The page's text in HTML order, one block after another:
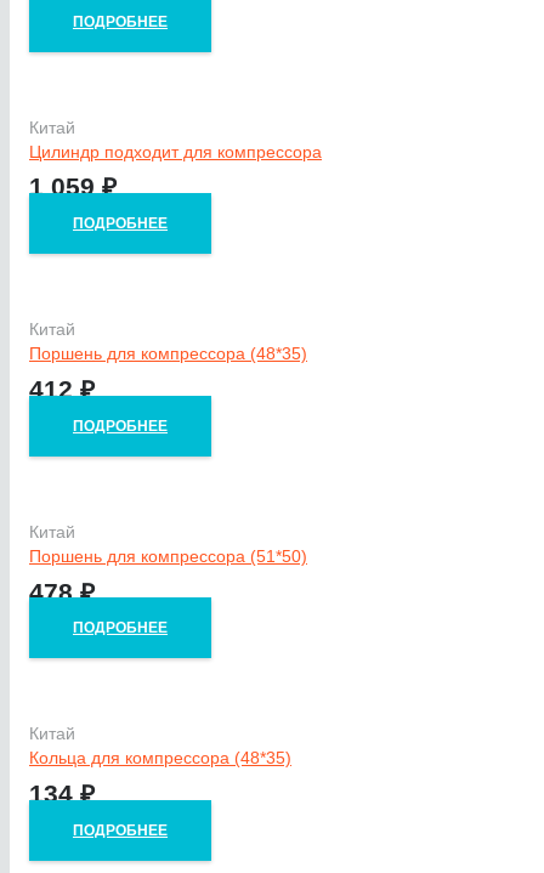
ПОДРОБНЕЕ
Китай
Цилиндр подходит для компрессора
1 059₽
ПОДРОБНЕЕ
Китай
Поршень для компрессора (48*35)
412₽
ПОДРОБНЕЕ
Китай
Поршень для компрессора (51*50)
478₽
ПОДРОБНЕЕ
Китай
Кольца для компрессора (48*35)
134₽
ПОДРОБНЕЕ